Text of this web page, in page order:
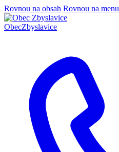
Rovnou na obsah Rovnou na menu
ObecZbyslavice